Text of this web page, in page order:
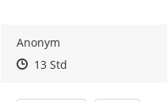
Anonym
Zeitpunkt des Erstellens
Zeitpunkt des Erstellens
13 StdZur Äußerung